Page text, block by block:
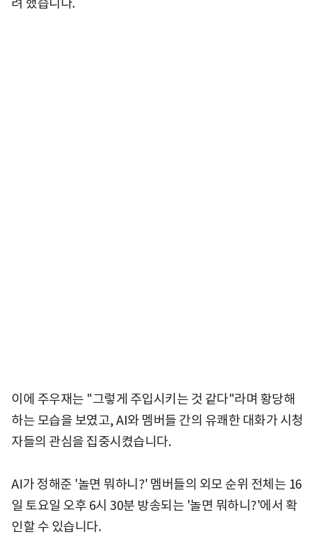
려 했습니다.
이에 주우재는 "그렇게 주입시키는 것 같다"라며 황당해
하는 모습을 보였고, AI와 멤버들 간의 유쾌한 대화가 시청
자들의 관심을 집중시켰습니다.
AI가 정해준 '놀면 뭐하니?' 멤버들의 외모 순위 전체는 16
일 토요일 오후 6시 30분 방송되는 '놀면 뭐하니?'에서 확
인할 수 있습니다.